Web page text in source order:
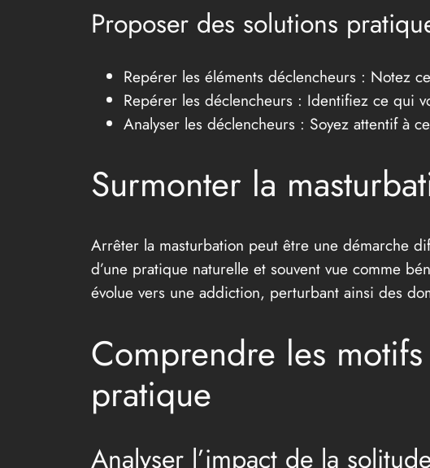
Proposer des solutions
Repérer les éléments déclencheurs : Notez
Repérer les déclencheurs : Identifiez ce qui
Analyser les déclencheurs : Soyez attentif à
Surmonter la
Arrêter la masturbation peut être une démarche
d’une pratique naturelle et souvent vue comme
évolue vers une addiction, perturbant ainsi des
Comprendre les
pratique
Analyser l’impact de la